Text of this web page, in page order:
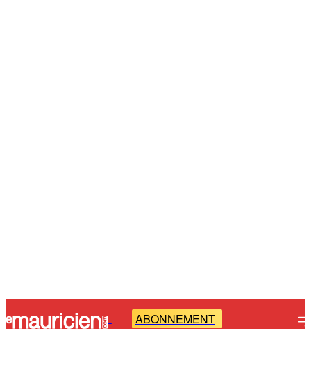
- ABONNEMENT